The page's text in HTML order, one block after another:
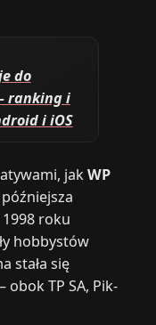
do
ranking i
i iOS
jakWP
roku
hobbystów
stała się
TP SA, Pik-